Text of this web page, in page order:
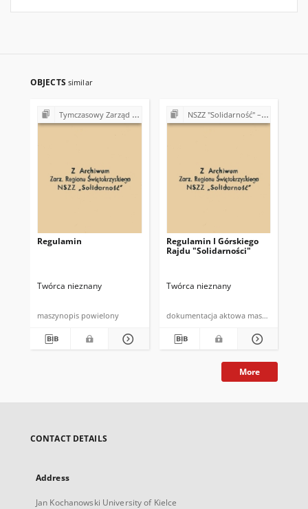
OBJECTS similar
Tymczasowy Zarząd Regionu Świętokrzyskiego NSZZ "Solidarność" (1989)
Regulamin
Twórca nieznany
maszynopis powielony
NSZZ "Solidarność" – 15. rocznica powstania Związku
Regulamin I Górskiego
Rajdu "Solidarności"
Twórca nieznany
dokumentacja aktowa
More
CONTACT DETAILS
Address
Jan Kochanowski University of Kielce